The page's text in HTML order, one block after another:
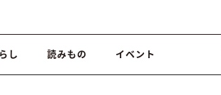
し 読みもの イベント